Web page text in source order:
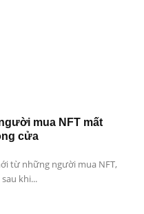
mua NFT mất
cửa
từ những người mua NFT,
khi...